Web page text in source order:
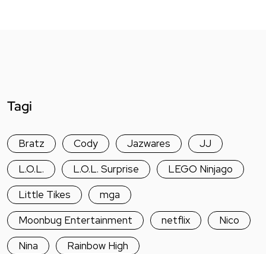
Tagi
Bratz Cody Jazwares
JJ
L.O.L.
L.O.L. Surprise
LEGO Ninjago
Little Tikes
mga
Moonbug Entertainment
netflix
Nico
Nina
Rainbow High